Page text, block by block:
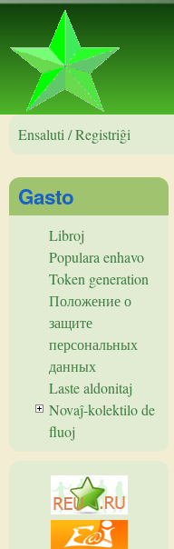
Ensaluti / Registriĝi
Gasto
Libroj
Populara enhavo
Token generation
Положение о
защите
персональных
данных
Laste aldonitaj
Novaĵ-kolektilo de
fluoj